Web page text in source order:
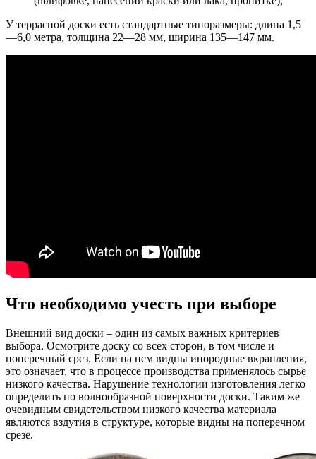
У террасной доски есть стандартные типоразмеры: длина 1,5
—6,0 метра, толщина 22—28 мм, ширина 135—147 мм.
Что необходимо учесть при выборе
Внешний вид доски – один из самых важных критериев
выбора. Осмотрите доску со всех сторон, в том числе и
поперечный срез. Если на нем видны инородные вкрапления,
это означает, что в процессе производства применялось сырье
низкого качества. Нарушение технологии изготовления легко
определить по волнообразной поверхности доски. Таким же
очевидным свидетельством низкого качества материала
являются вздутия в структуре, которые видны на поперечном
срезе.